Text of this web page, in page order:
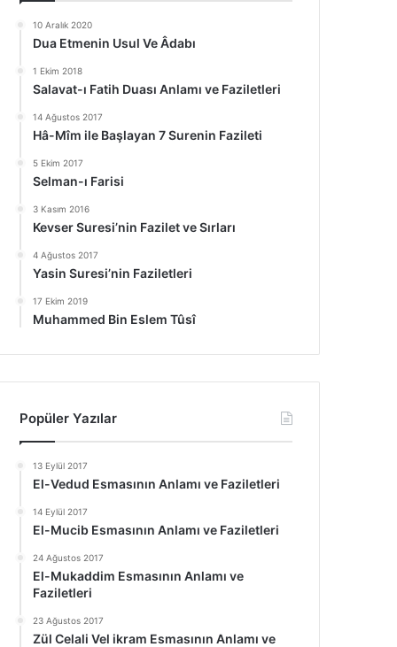
10 Aralık 2020
Dua Etmenin Usul Ve Âdabı
1 Ekim 2018
Salavat-ı Fatih Duası Anlamı ve Faziletleri
14 Ağustos 2017
Hâ-Mîm ile Başlayan 7 Surenin Fazileti
5 Ekim 2017
Selman-ı Farisi
3 Kasım 2016
Kevser Suresi’nin Fazilet ve Sırları
4 Ağustos 2017
Yasin Suresi’nin Faziletleri
17 Ekim 2019
Muhammed Bin Eslem Tûsî
Popüler Yazılar
13 Eylül 2017
El-Vedud Esmasının Anlamı ve Faziletleri
14 Eylül 2017
El-Mucib Esmasının Anlamı ve Faziletleri
24 Ağustos 2017
El-Mukaddim Esmasının Anlamı ve
Faziletleri
23 Ağustos 2017
Zül Celali Vel ikram Esmasının Anlamı ve